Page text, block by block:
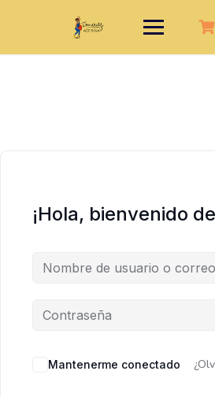
¡Hola, bienvenido
Mantenerme conectado